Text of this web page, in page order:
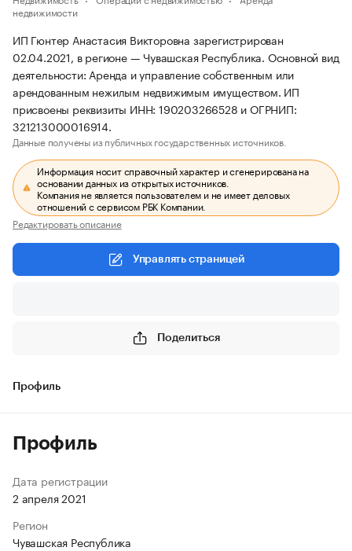
недвижимости
ИП Гюнтер Анастасия Викторовна зарегистрирован
02.04.2021, в регионе — Чувашская Республика. Основной вид
деятельности: Аренда и управление собственным или
арендованным нежилым недвижимым имуществом. ИП
присвоены реквизиты ИНН: 190203266528 и ОГРНИП:
321213000016914.
Данные получены из публичных государственных источников.
Информация носит справочный характер и сгенерирована на
основании данных из открытых источников.
Компания не является пользователем и не имеет деловых
отношений с сервисом РБК Компании.
Редактировать описание
Управлять страницей
Поделиться
Профиль
Профиль
Дата регистрации
2 апреля 2021
Регион
Чувашская Республика